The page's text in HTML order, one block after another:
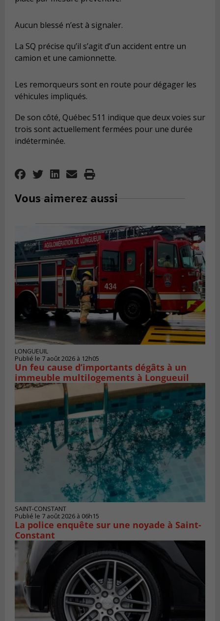
Aucun blessé n’est à signaler.
La SQ précise qu’il s’agit d’un accident entre un
camion et une camionnette.
Les remorqueurs sont en route pour dégager les
véhicules impliqués.
De son côté, Québec 511 indique que deux voies sur
trois sont actuellement fermées pour une durée
indéterminée.
Vous aimerez aussi
LONGUEUIL
Publié le 7 août 2026 à 12h05
Un feu cause d’importants dégâts à un
immeuble multilogements à Longueuil
SAINT-CONSTANT
Publié le 7 août 2026 à 06h15
La police enquête sur une noyade à Saint-
Constant